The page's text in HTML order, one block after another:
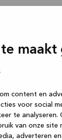
content en
voor social
te analyseren.
van onze site
adverteren en